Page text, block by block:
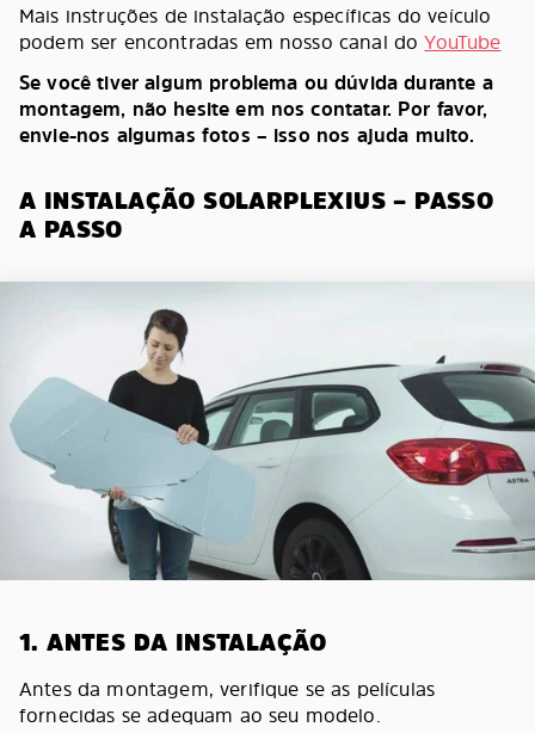
Mais instruções de instalação específicas do veículo
podem ser encontradas em nosso canal doYouTube
Se você tiver algum problema ou dúvida durante a
montagem, não hesite em nos contatar. Por favor,
envie-nos algumas fotos – isso nos ajuda muito.
A INSTALAÇÃO SOLARPLEXIUS – PASSO
A PASSO
1. ANTES DA INSTALAÇÃO
Antes da montagem, verifique se as películas
fornecidas se adequam ao seu modelo.